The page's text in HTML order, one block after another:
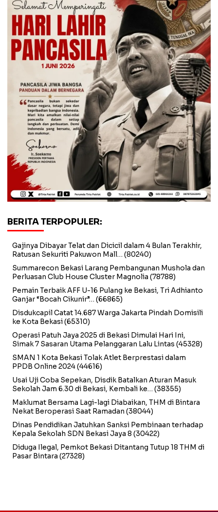
BERITA TERPOPULER:
Gajinya Dibayar Telat dan Dicicil dalam 4 Bulan Terakhir,
Ratusan Sekuriti Pakuwon Mall… (80240)
Summarecon Bekasi Larang Pembangunan Mushola dan
Perluasan Club House Cluster Magnolia (78788)
Pemain Terbaik AFF U-16 Pulang ke Bekasi, Tri Adhianto
Ganjar “Bocah Cikunir”… (66865)
Disdukcapil Catat 14.687 Warga Jakarta Pindah Domisili
ke Kota Bekasi(65310)
Operasi Patuh Jaya 2025 di Bekasi Dimulai Hari Ini,
Simak 7 Sasaran Utama Pelanggaran Lalu Lintas (45328)
SMAN 1 Kota Bekasi Tolak Atlet Berprestasi dalam
PPDB Online 2024(44616)
Usai Uji Coba Sepekan, Disdik Batalkan Aturan Masuk
Sekolah Jam 6.30 di Bekasi, Kembali ke… (38355)
Maklumat Bersama Lagi-lagi Diabaikan, THM di Bintara
Nekat Beroperasi Saat Ramadan (38044)
Dinas Pendidikan Jatuhkan Sanksi Pembinaan terhadap
Kepala Sekolah SDN Bekasi Jaya 8 (30422)
Diduga Ilegal, Pemkot Bekasi Ditantang Tutup 18 THM di
Pasar Bintara (27328)